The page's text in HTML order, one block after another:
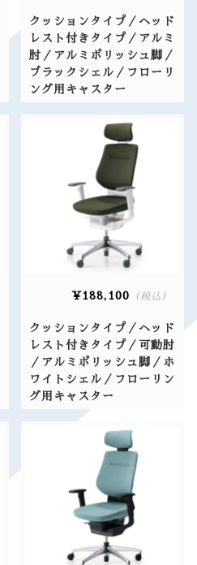
クッションタイプ／ヘッド
レスト付きタイプ／アルミ
肘／アルミポリッシュ脚／
ブラックシェル／フローリ
ング用キャスター
¥188,100 （税込）
クッションタイプ／ヘッド
レスト付きタイプ／可動肘
／アルミポリッシュ脚／ホ
ワイトシェル／フローリン
グ用キャスター